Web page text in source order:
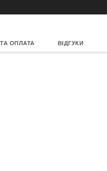
ОПЛАТА ВІДГУКИ